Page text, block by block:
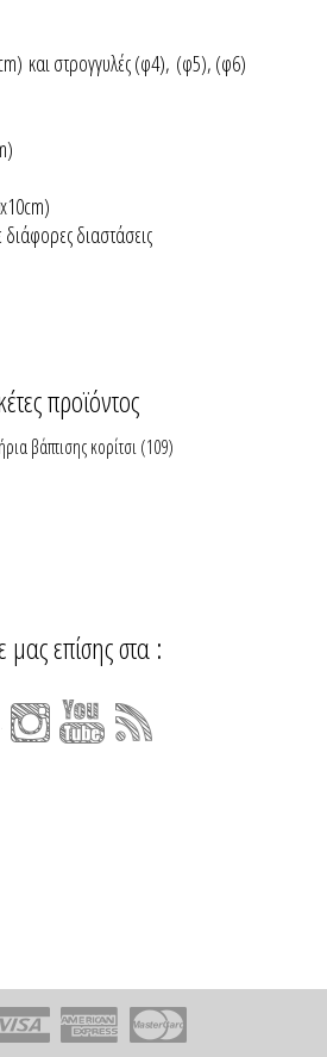
και στρογγυλές (φ4), (φ5), (φ6)
διάφορες διαστάσεις
προϊόντος
βάπτισης κορίτσι(109)
μας επίσης στα :